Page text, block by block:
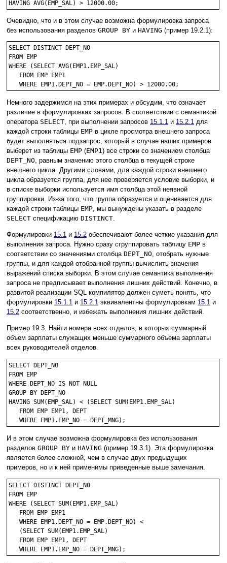
Очевидно, что и в этом случае возможна формулировка запроса
без использования разделов GROUP BY и HAVING (пример 19.2.1):
SELECT DISTINCT DEPT_NO
FROM EMP
WHERE (SELECT AVG(EMP1.EMP_SAL)
   FROM EMP EMP1
Немного задержимся на этих примерах и обсудим, что означает
различие в формулировках запросов. В соответствии с семантикой
оператора SELECT, при выполнении запросов 15.1.1 и 15.2.1 для
каждой строки таблицы EMP в цикле просмотра внешнего запроса
будет выполняться подзапрос, который в случае наших примеров
выберет из таблицы EMP (EMP1) все строки со значением столбца
DEPT_NO, равным значению этого столбца в текущей строке
внешнего цикла. Другими словами, для каждой строки внешнего
цикла образуется группа, для нее проверяется условие выборки, и
в списке выборки используется имя столбца этой неявной
группировки. Из-за того, что группа образуется и оценивается для
каждой строки таблицы EMP, мы вынуждены указать в разделе
SELECT спецификацию DISTINCT.
Формулировки 15.1 и 15.2 обеспечивают более четкие указания для
выполнения запроса. Нужно сразу сгруппировать таблицу EMP в
соответствии со значениями столбца DEPT_NO, отобрать нужные
группы, и для каждой отобранной группы вычислить значения
выражений списка выборки. В этом случае семантика выполнения
запроса не предписывает выполнения лишних действий. Конечно, в
развитой реализации SQL компилятор должен суметь понять, что
формулировки 15.1.1 и 15.2.1 эквивалентны формулировкам 15.1 и
15.2 соответственно, и избежать выполнения лишних действий.
Пример 19.3. Найти номера всех отделов, в которых суммарный
объем зарплаты служащих меньше суммарного объема зарплаты
всех руководителей отделов.
SELECT DEPT_NO
FROM EMP
WHERE DEPT_NO IS NOT NULL
GROUP BY DEPT_NO
HAVING SUM(EMP_SAL) < (SELECT SUM(EMP1.EMP_SAL)
   FROM EMP EMP1, DEPT
И в этом случае возможна формулировка без использования
разделов GROUP BY и HAVING (пример 19.3.1). Эта формулировка
является более сложной, чем в случае двух предыдущих
примеров, но и к ней применимы приведенные выше замечания.
SELECT DISTINCT DEPT_NO
FROM EMP
WHERE (SELECT SUM(EMP1.EMP_SAL)
   FROM EMP EMP1
   WHERE EMP1.DEPT_NO = EMP.DEPT_NO) <
   (SELECT SUM(EMP1.EMP_SAL)
   FROM EMP EMP1, DEPT